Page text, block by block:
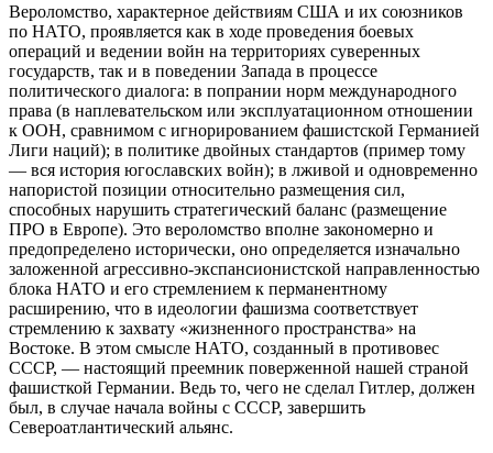
Вероломство, характерное действиям США и их союзников
по НАТО, проявляется как в ходе проведения боевых
операций и ведении войн на территориях суверенных
государств, так и в поведении Запада в процессе
политического диалога: в попрании норм международного
права (в наплевательском или эксплуатационном отношении
к ООН, сравнимом с игнорированием фашистской Германией
Лиги наций); в политике двойных стандартов (пример тому
— вся история югославских войн); в лживой и одновременно
напористой позиции относительно размещения сил,
способных нарушить стратегический баланс (размещение
ПРО в Европе). Это вероломство вполне закономерно и
предопределено исторически, оно определяется изначально
заложенной агрессивно-экспансионистской направленностью
блока НАТО и его стремлением к перманентному
расширению, что в идеологии фашизма соответствует
стремлению к захвату «жизненного пространства» на
Востоке. В этом смысле НАТО, созданный в противовес
СССР, — настоящий преемник поверженной нашей страной
фашисткой Германии. Ведь то, чего не сделал Гитлер, должен
был, в случае начала войны с СССР, завершить
Североатлантический альянс.